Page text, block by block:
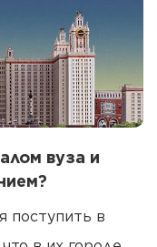
вуза и
поступить в